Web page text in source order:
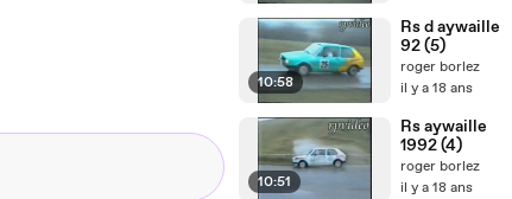
10:58
Rs d aywaille
92 (5)
roger borlez
il y a 18 ans
10:51
Rs aywaille
1992 (4)
roger borlez
il y a 18 ans